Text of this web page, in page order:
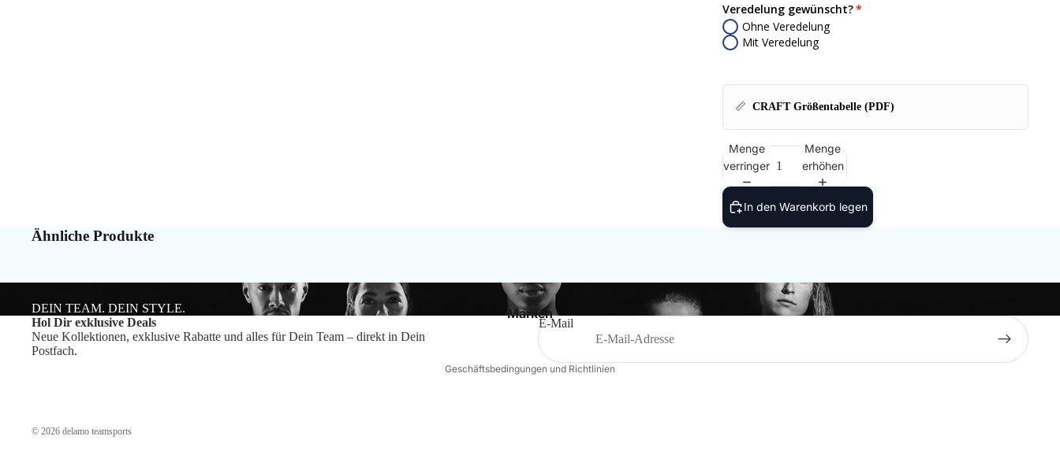
Marken
Veredelung gewünscht?
Ohne Veredelung
Mit Veredelung
📏 CRAFT Größentabelle (PDF)
Menge
verringern
Menge
erhöhen
In den Warenkorb legen
Ähnliche Produkte
DEIN TEAM. DEIN STYLE.
Hol Dir exklusive Deals
Neue Kollektionen, exklusive Rabatte und alles für Dein Team – direkt in Dein
Postfach.
E-Mail
© 2026 delamo teamsports
Geschäftsbedingungen und Richtlinien
Widerrufsrecht
Kontaktinformationen